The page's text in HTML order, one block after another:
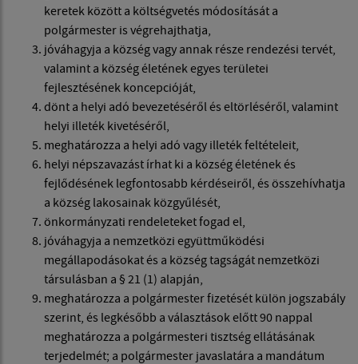
keretek között a költségvetés módosítását a
polgármester is végrehajthatja,
jóváhagyja a község vagy annak része rendezési tervét,
valamint a község életének egyes területei
fejlesztésének koncepcióját,
dönt a helyi adó bevezetéséről és eltörléséről, valamint
helyi illeték kivetéséről,
meghatározza a helyi adó vagy illeték feltételeit,
helyi népszavazást írhat ki a község életének és
fejlődésének legfontosabb kérdéseiről, és összehívhatja
a község lakosainak közgyűlését,
önkormányzati rendeleteket fogad el,
jóváhagyja a nemzetközi együttműködési
megállapodásokat és a község tagságát nemzetközi
társulásban a § 21 (1) alapján,
meghatározza a polgármester fizetését külön jogszabály
szerint, és legkésőbb a választások előtt 90 nappal
meghatározza a polgármesteri tisztség ellátásának
terjedelmét; a polgármester javaslatára a mandátum